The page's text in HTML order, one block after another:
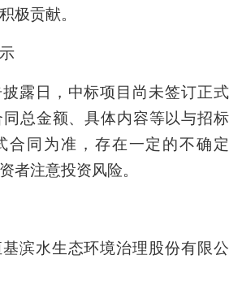
极贡献。
露日，中标项目尚未签订正式
总金额、具体内容等以与招标
合同为准，存在一定的不确定
者注意投资风险。
滨水生态环境治理股份有限公